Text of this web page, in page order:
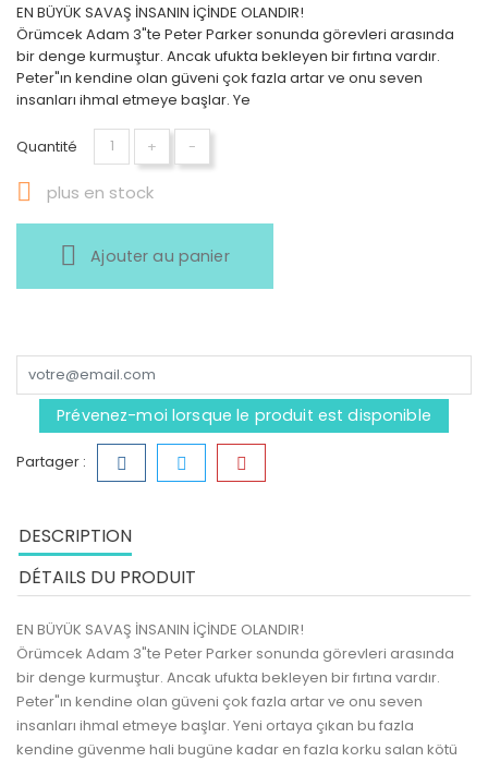
EN BÜYÜK SAVAŞ İNSANIN İÇİNDE OLANDIR!
Örümcek Adam 3"te Peter Parker sonunda görevleri arasında
bir denge kurmuştur. Ancak ufukta bekleyen bir fırtına vardır.
Peter"ın kendine olan güveni çok fazla artar ve onu seven
insanları ihmal etmeye başlar. Ye
Quantité + -
 plus en stock
Ajouter au panier
Prévenez-moi lorsque le produit est disponible
Partager :
DESCRIPTION
DÉTAILS DU PRODUIT
EN BÜYÜK SAVAŞ İNSANIN İÇİNDE OLANDIR!
Örümcek Adam 3"te Peter Parker sonunda görevleri arasında
bir denge kurmuştur. Ancak ufukta bekleyen bir fırtına vardır.
Peter"ın kendine olan güveni çok fazla artar ve onu seven
insanları ihmal etmeye başlar. Yeni ortaya çıkan bu fazla
kendine güvenme hali bugüne kadar en fazla korku salan kötü